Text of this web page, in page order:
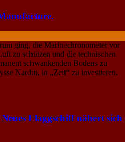
ging, die Marinechronometer vor
zu schützen und die technischen
schwankenden Bodens zu
Nardin, in „Zeit“ zu investieren.
Flaggschiff nähert sich